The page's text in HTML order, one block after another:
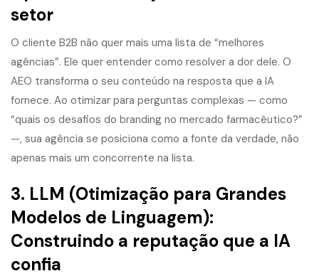
setor
O cliente B2B não quer mais uma lista de “melhores
agências”. Ele quer entender como resolver a dor dele. O
AEO transforma o seu conteúdo na resposta que a IA
fornece. Ao otimizar para perguntas complexas — como
“quais os desafios do branding no mercado farmacêutico?”
—, sua agência se posiciona como a fonte da verdade, não
apenas mais um concorrente na lista.
3. LLM (Otimização para Grandes
Modelos de Linguagem):
Construindo a reputação que a IA
confia